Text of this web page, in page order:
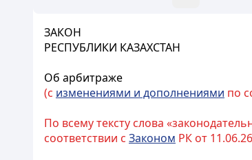
ЗАКОН
РЕСПУБЛИКИ КАЗАХСТАН
Об арбитраже
(с изменениями и дополнениями по
По всему тексту слова
соответствии с Законом РК от